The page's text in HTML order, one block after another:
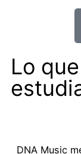
Lo
DNA Music